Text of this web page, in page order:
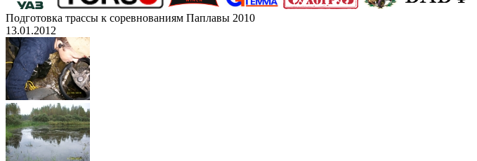
Подготовка трассы к соревнованиям Паплавы 2010
13.01.2012